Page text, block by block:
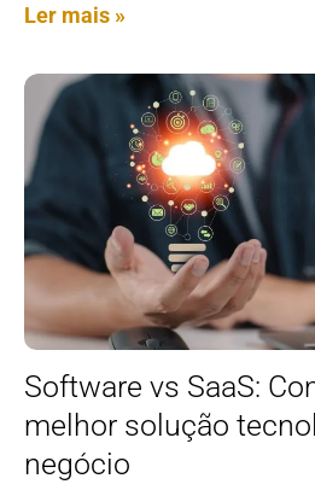
Ler mais »
Software vs SaaS:
melhor solução
negócio